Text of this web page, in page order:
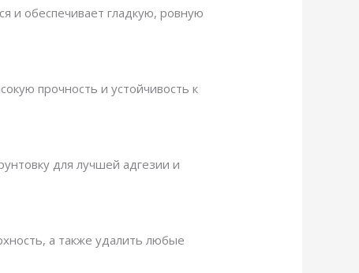
и обеспечивает гладкую, ровную
прочность и устойчивость к
для лучшей адгезии и
а также удалить любые